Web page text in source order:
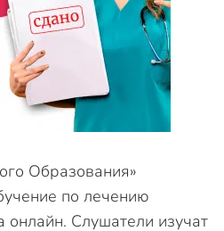
Образования»
по лечению
онлайн. Слушатели изучат